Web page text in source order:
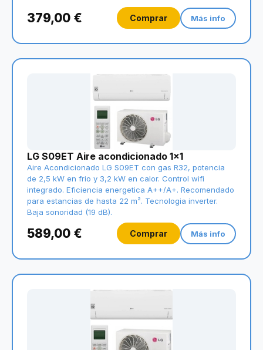
379,00 € Comprar Más info
LG S09ET Aire acondicionado 1x1
Aire Acondicionado LG S09ET con gas R32, potencia
de 2,5 kW en frio y 3,2 kW en calor. Control wifi
integrado. Eficiencia energetica A++/A+. Recomendado
para estancias de hasta 22 m². Tecnologia inverter.
Baja sonoridad (19 dB).
589,00 € Comprar Más info